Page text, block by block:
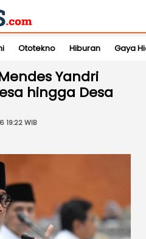
Ototekno Hiburan Gaya
Yandri
hingga Desa
19:22 WIB